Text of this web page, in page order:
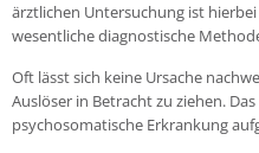
ärztlichen Untersuchung ist
wesentliche diagnostische
Oft lässt sich keine Ursache
Auslöser in Betracht zu ziehen.
psychosomatische Erkrankung